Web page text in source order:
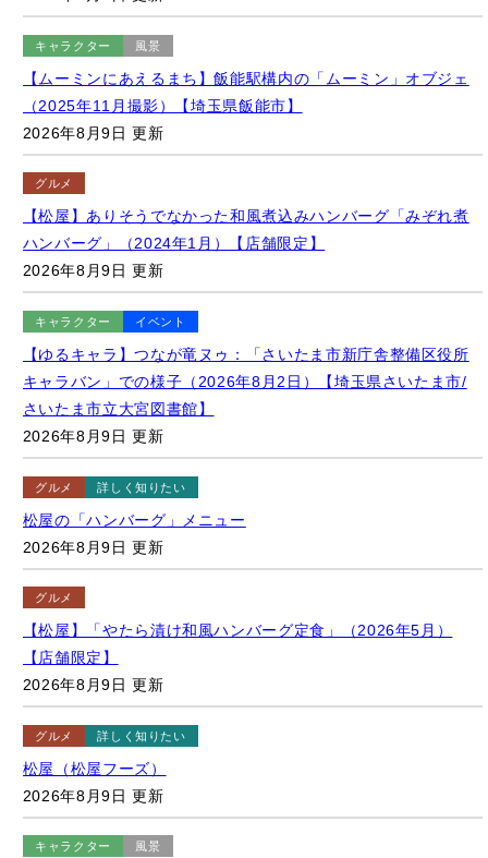
キャラクター 風景
【ムーミンにあえるまち】飯能駅構内の「ムーミン」オブジェ
（2025年11月撮影）【埼玉県飯能市】
2026年8月9日 更新
グルメ
【松屋】ありそうでなかった和風煮込みハンバーグ「みぞれ煮
ハンバーグ」（2024年1月）【店舗限定】
2026年8月9日 更新
キャラクター イベント
【ゆるキャラ】つなが竜ヌゥ：「さいたま市新庁舎整備区役所
キャラバン」での様子（2026年8月2日）【埼玉県さいたま市/
さいたま市立大宮図書館】
2026年8月9日 更新
グルメ 詳しく知りたい
松屋の「ハンバーグ」メニュー
2026年8月9日 更新
グルメ
【松屋】「やたら漬け和風ハンバーグ定食」（2026年5月）
【店舗限定】
2026年8月9日 更新
グルメ 詳しく知りたい
松屋（松屋フーズ）
2026年8月9日 更新
キャラクター 風景
【ゆるキャラ】さいたま市PRキャラクター「つなが竜ヌゥ」の